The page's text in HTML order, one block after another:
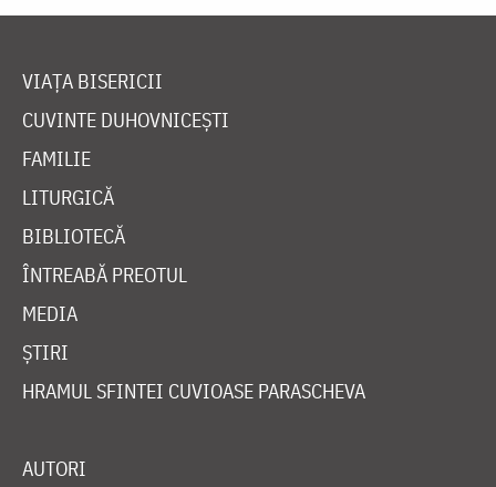
VIAȚA BISERICII
CUVINTE DUHOVNICEȘTI
FAMILIE
LITURGICĂ
BIBLIOTECĂ
ÎNTREABĂ PREOTUL
MEDIA
ȘTIRI
HRAMUL SFINTEI CUVIOASE PARASCHEVA
AUTORI